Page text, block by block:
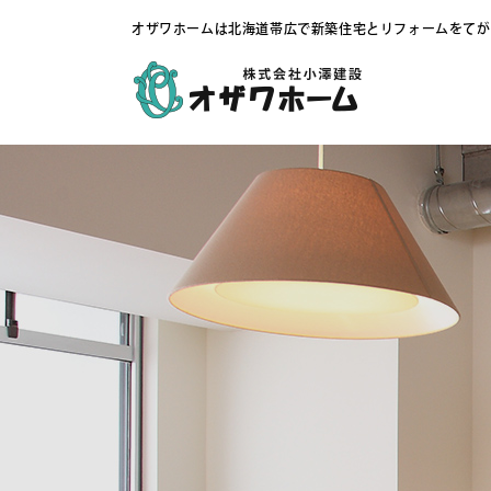
オザワホームは北海道帯広で新築住宅とリフォームをて